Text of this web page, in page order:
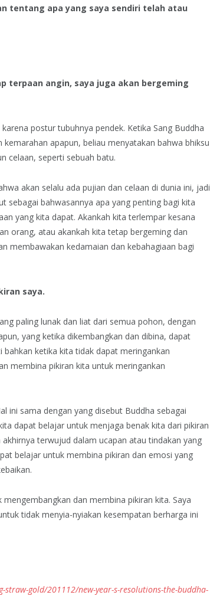
tentang apa yang saya sendiri telah atau
terpaan angin, saya juga akan bergeming
postur tubuhnya pendek. Ketika Sang Buddha
apapun, beliau menyatakan bahwa bhiksu
celaan, seperti sebuah batu.
akan selalu ada pujian dan celaan di dunia ini, jadi
sebagai bahwasannya apa yang penting bagi kita
yang kita dapat. Akankah kita terlempar kesana
orang, atau akankah kita tetap bergeming dan
membawakan kedamaian dan kebahagiaan bagi
saya.
paling lunak dan liat dari semua pohon, dengan
yang ketika dikembangkan dan dibina, dapat
bahkan ketika kita tidak dapat meringankan
membina pikiran kita untuk meringankan
ini sama dengan yang disebut Buddha sebagai
dapat belajar untuk menjaga benak kita dari pikiran
terwujud dalam ucapan atau tindakan yang
belajar untuk membina pikiran dan emosi yang
dan membina pikiran kita. Saya
tidak menyia-nyiakan kesempatan berharga ini
gold/201112/new-year-s-resolutions-the-buddha-